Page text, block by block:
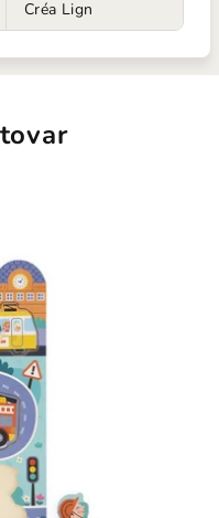
Créa Lign